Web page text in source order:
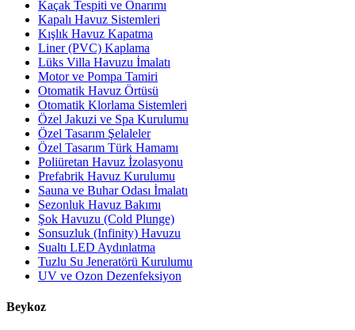
Kaçak Tespiti ve Onarımı
Kapalı Havuz Sistemleri
Kışlık Havuz Kapatma
Liner (PVC) Kaplama
Lüks Villa Havuzu İmalatı
Motor ve Pompa Tamiri
Otomatik Havuz Örtüsü
Otomatik Klorlama Sistemleri
Özel Jakuzi ve Spa Kurulumu
Özel Tasarım Şelaleler
Özel Tasarım Türk Hamamı
Poliüretan Havuz İzolasyonu
Prefabrik Havuz Kurulumu
Sauna ve Buhar Odası İmalatı
Sezonluk Havuz Bakımı
Şok Havuzu (Cold Plunge)
Sonsuzluk (Infinity) Havuzu
Sualtı LED Aydınlatma
Tuzlu Su Jeneratörü Kurulumu
UV ve Ozon Dezenfeksiyon
Beykoz